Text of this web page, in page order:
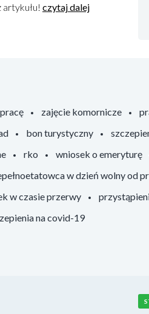
artykułu! czytaj dalej
zajęcie komornicze
bon turystyczny
rko wniosek o emeryturę
w dzień wolny od
w czasie przerwy
na covid-19